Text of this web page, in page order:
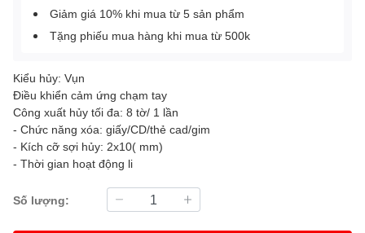
Giảm giá 10% khi mua từ 5 sản phẩm
Tặng phiếu mua hàng khi mua từ 500k
Kiểu hủy: Vụn
Điều khiển cảm ứng chạm tay
Công xuất hủy tối đa: 8 tờ/ 1 lần
- Chức năng xóa: giấy/CD/thẻ cad/gim
- Kích cỡ sợi hủy: 2x10( mm)
- Thời gian hoạt động li
Số lượng: